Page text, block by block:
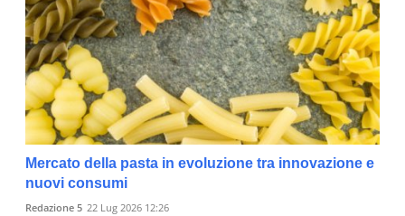
Mercato della pasta in evoluzione tra innovazione e
nuovi consumi
Redazione 5 22 Lug 2026 12:26